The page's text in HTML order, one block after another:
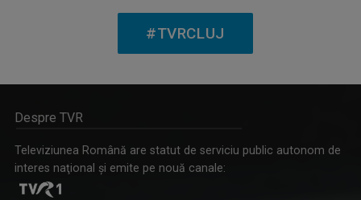
ACTUAL REGIONAL
OVIDIU PECICAN
#TVRCLUJ
Despre TVR
Televiziunea Română are statut de serviciu public autonom de
interes naţional şi emite pe nouă canale: